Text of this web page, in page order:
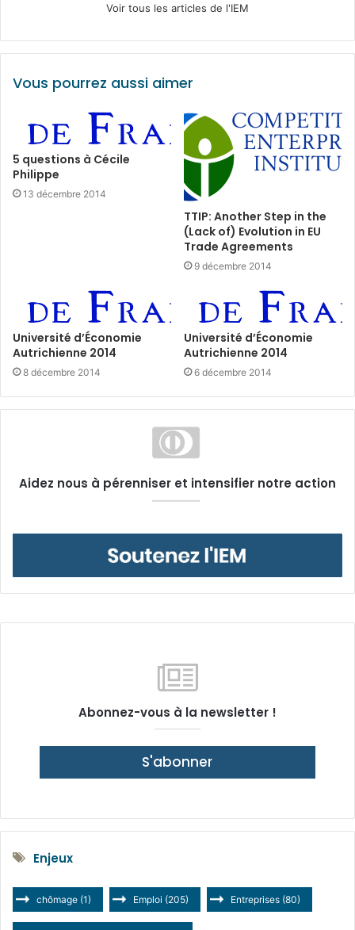
Voir tous les articles de l'IEM
Vous pourrez aussi aimer
5 questions à Cécile
Philippe
13 décembre 2014
TTIP: Another Step in the
(Lack of) Evolution in EU
Trade Agreements
9 décembre 2014
Université d’Économie
Autrichienne 2014
8 décembre 2014
Université d’Économie
Autrichienne 2014
6 décembre 2014
Aidez nous à pérenniser et intensifier notre action
Abonnez-vous à la newsletter !
S'abonner
Enjeux
chômage (1) Emploi (205) Entreprises (80)